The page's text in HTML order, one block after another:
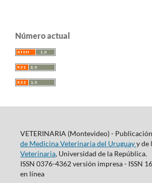
Número actual
VETERINARIA (Montevideo) -
de Medicina Veterinaria del Uruguayy de
Veterinaria, Universidad de la República.
ISSN 0376-4362 versión impresa - ISSN
en línea